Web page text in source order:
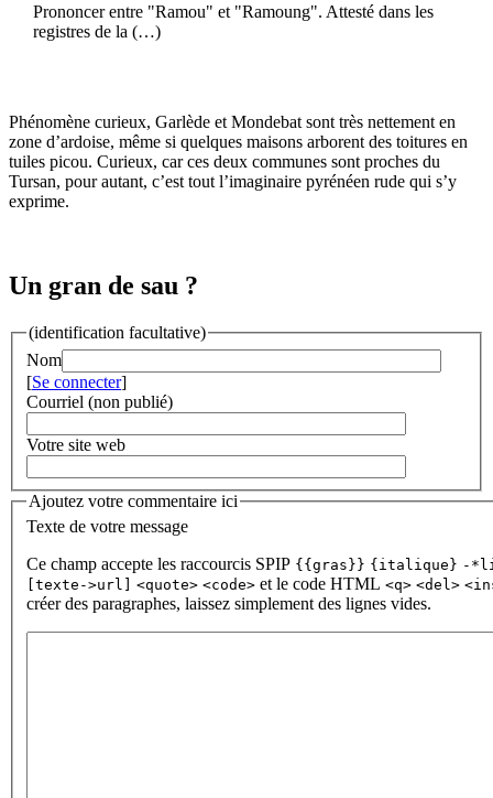
Prononcer entre "Ramou" et "Ramoung". Attesté dans les
registres de la (…)
Phénomène curieux, Garlède et Mondebat sont très nettement en
zone d’ardoise, même si quelques maisons arborent des toitures en
tuiles picou. Curieux, car ces deux communes sont proches du
Tursan, pour autant, c’est tout l’imaginaire pyrénéen rude qui s’y
exprime.
Un gran de sau ?
(identification facultative)
Nom
[Se connecter]
Courriel (non publié)
Votre site web
Ajoutez votre commentaire ici
Texte de votre message
Ce champ accepte les raccourcis SPIP {{gras}} {italique} -
[texte->url]
<quote> <code> et le code HTML <q> <del>
créer des paragraphes, laissez simplement des lignes vides.